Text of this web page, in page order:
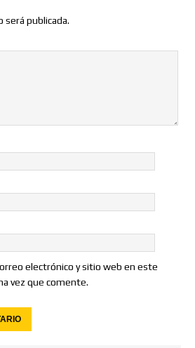
será publicada.
electrónico y sitio web en este
vez que comente.